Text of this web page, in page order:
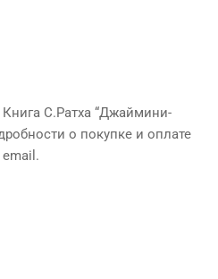
Книга С.Ратха “Джаймини-
о покупке и оплате